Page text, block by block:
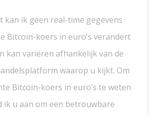
kan ik geen real-time gegevens
Bitcoin-koers in euro’s verandert
kan variëren afhankelijk van de
waarop u kijkt. Om
Bitcoin-koers in euro’s te weten
ik u aan om een betrouwbare